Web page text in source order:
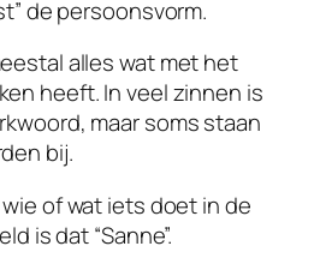
de persoonsvorm.
alles wat met het
heeft. In veel zinnen is
maar soms staan
bij.
of wat iets doet in de
is dat “Sanne”.